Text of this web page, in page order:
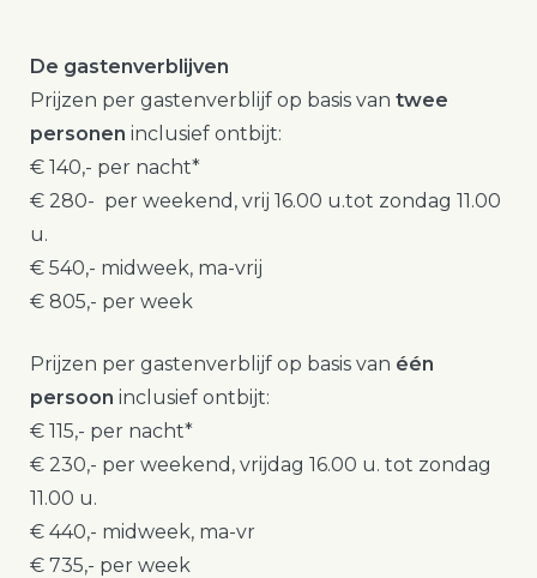
De gastenverblijven
Prijzen per gastenverblijf op basis van twee
personen inclusief ontbijt:
€ 140,- per nacht*
€ 280- per weekend, vrij 16.00 u.tot zondag 11.00
u.
€ 540,- midweek, ma-vrij
€ 805,- per week
Prijzen per gastenverblijf op basis van één
persoon inclusief ontbijt:
€ 115,- per nacht*
€ 230,- per weekend, vrijdag 16.00 u. tot zondag
11.00 u.
€ 440,- midweek, ma-vr
€ 735,- per week